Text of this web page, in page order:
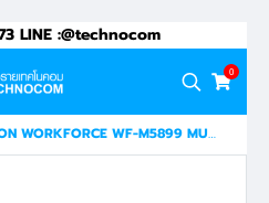
LINE :@technocom
0
WF-M5899 MULTIFUNCTION PRINTER 1Y (C11CK76506)